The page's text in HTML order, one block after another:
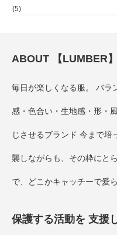
(5)
ABOUT 【LUMBER】
毎日が楽しくなる服。 バラ
感・色合い・生地感・形・
じさせるブランド 今まで
襲しながらも、その枠にと
で、どこかキャッチーで愛
保護する活動を 支援